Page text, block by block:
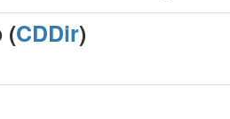
(CDDir)